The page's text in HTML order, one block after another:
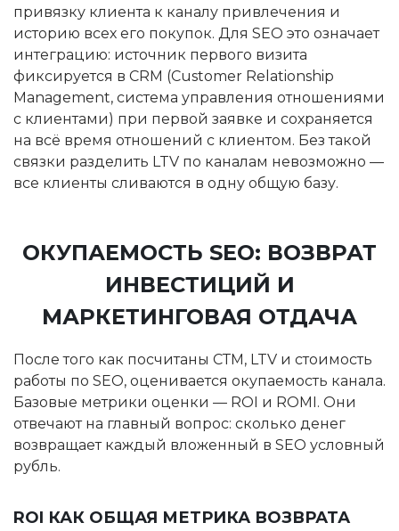
привязку клиента к каналу привлечения и
историю всех его покупок. Для SEO это означает
интеграцию: источник первого визита
фиксируется в CRM (Customer Relationship
Management, система управления отношениями
с клиентами) при первой заявке и сохраняется
на всё время отношений с клиентом. Без такой
связки разделить LTV по каналам невозможно —
все клиенты сливаются в одну общую базу.
ОКУПАЕМОСТЬ SEO: ВОЗВРАТ
ИНВЕСТИЦИЙ И
МАРКЕТИНГОВАЯ ОТДАЧА
После того как посчитаны СТМ, LTV и стоимость
работы по SEO, оценивается окупаемость канала.
Базовые метрики оценки — ROI и ROMI. Они
отвечают на главный вопрос: сколько денег
возвращает каждый вложенный в SEO условный
рубль.
ROI КАК ОБЩАЯ МЕТРИКА ВОЗВРАТА